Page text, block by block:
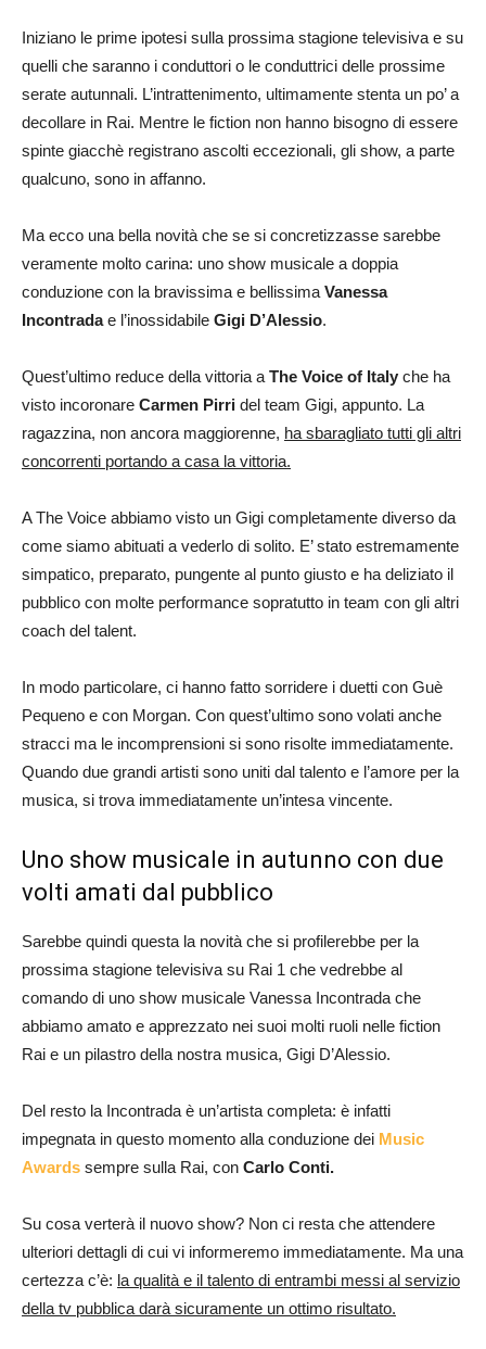
Iniziano le prime ipotesi sulla prossima stagione televisiva e su
quelli che saranno i conduttori o le conduttrici delle prossime
serate autunnali. L’intrattenimento, ultimamente stenta un po’ a
decollare in Rai. Mentre le fiction non hanno bisogno di essere
spinte giacchè registrano ascolti eccezionali, gli show, a parte
qualcuno, sono in affanno.
Ma ecco una bella novità che se si concretizzasse sarebbe
veramente molto carina: uno show musicale a doppia
conduzione con la bravissima e bellissima Vanessa
Incontradae l’inossidabile Gigi D’Alessio.
Quest’ultimo reduce della vittoria a The Voice of Italy che ha
visto incoronare Carmen Pirri del team Gigi, appunto. La
ragazzina, non ancora maggiorenne, ha sbaragliato tutti gli altri
concorrenti portando a casa la vittoria.
A The Voice abbiamo visto un Gigi completamente diverso da
come siamo abituati a vederlo di solito. E’ stato estremamente
simpatico, preparato, pungente al punto giusto e ha deliziato il
pubblico con molte performance sopratutto in team con gli altri
coach del talent.
In modo particolare, ci hanno fatto sorridere i duetti con Guè
Pequeno e con Morgan. Con quest’ultimo sono volati anche
stracci ma le incomprensioni si sono risolte immediatamente.
Quando due grandi artisti sono uniti dal talento e l’amore per la
musica, si trova immediatamente un’intesa vincente.
Uno show musicale in autunno con due
volti amati dal pubblico
Sarebbe quindi questa la novità che si profilerebbe per la
prossima stagione televisiva su Rai 1 che vedrebbe al
comando di uno show musicale Vanessa Incontrada che
abbiamo amato e apprezzato nei suoi molti ruoli nelle fiction
Rai e un pilastro della nostra musica, Gigi D’Alessio.
Del resto la Incontrada è un’artista completa: è infatti
impegnata in questo momento alla conduzione dei Music
Awards sempre sulla Rai, con Carlo Conti.
Su cosa verterà il nuovo show? Non ci resta che attendere
ulteriori dettagli di cui vi informeremo immediatamente. Ma una
certezza c’è: la qualità e il talento di entrambi messi al servizio
della tv pubblica darà sicuramente un ottimo risultato.